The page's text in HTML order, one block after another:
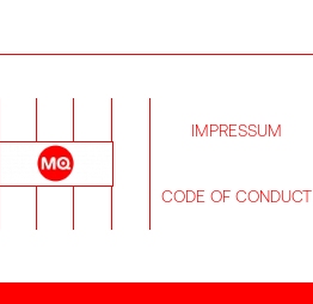
IMPRESSUM
CODE OF CONDUCT